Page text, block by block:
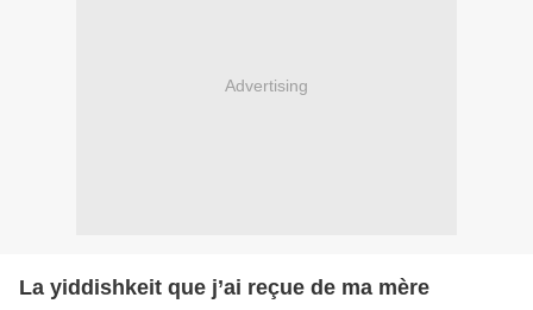
Advertising
La yiddishkeit que j’ai reçue de ma mère